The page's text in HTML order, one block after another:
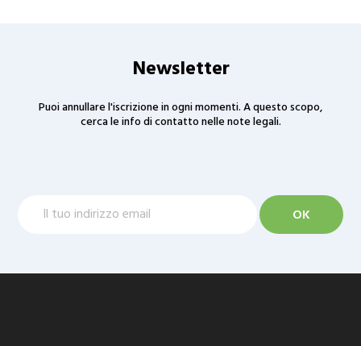
Newsletter
Puoi annullare l'iscrizione in ogni momenti. A questo scopo,
cerca le info di contatto nelle note legali.